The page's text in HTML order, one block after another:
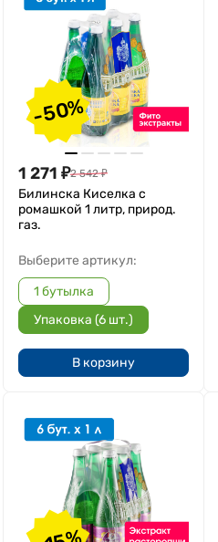
-50%
1 271 ₽2 542 ₽
Билинска Киселка с
ромашкой 1 литр, природ.
газ.
Выберите артикул:
1 бутылка
Упаковка (6 шт.)
В корзину